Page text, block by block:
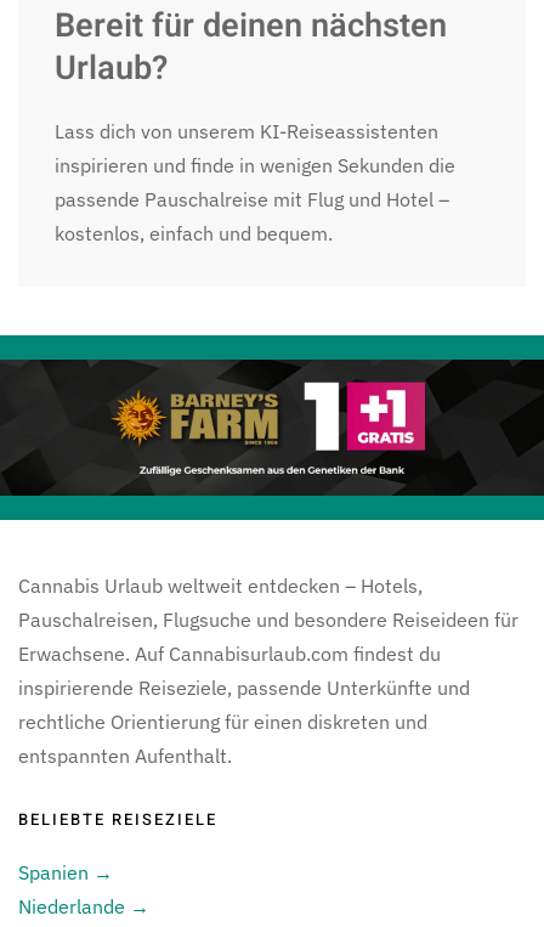
Bereit für deinen nächsten
Urlaub?
Lass dich von unserem KI-Reiseassistenten
inspirieren und finde in wenigen Sekunden die
passende Pauschalreise mit Flug und Hotel –
kostenlos, einfach und bequem.
Cannabis Urlaub weltweit entdecken – Hotels,
Pauschalreisen, Flugsuche und besondere Reiseideen für
Erwachsene. Auf Cannabisurlaub.com findest du
inspirierende Reiseziele, passende Unterkünfte und
rechtliche Orientierung für einen diskreten und
entspannten Aufenthalt.
BELIEBTE REISEZIELE
Spanien →
Niederlande →